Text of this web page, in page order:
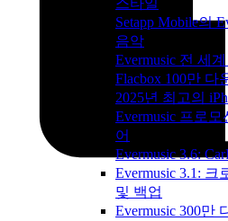
스타일
Setapp Mobile의
음악
Evermusic 전 세
Flacbox 100만 다
2025년 최고의
Evermusic 프로
어
Evermusic 3.6:
Evermusic 3.1:
및 백업
Evermusic 300만